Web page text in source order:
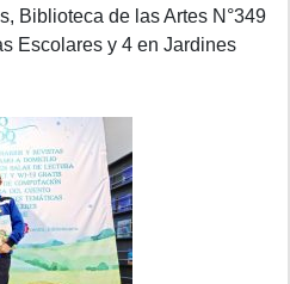
Biblioteca de las Artes N°349
Escolares y 4 en Jardines